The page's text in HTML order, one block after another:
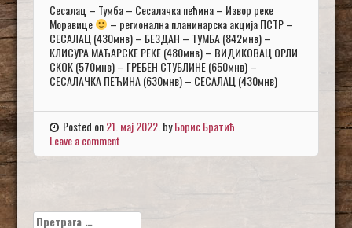
Сесалац – Тумба – Сесалачка пећина – Извор реке
Моравице
– регионална планинарска акција ПСТР –
СЕСАЛАЦ (430мнв) – БЕЗДАН – ТУМБА (842мнв) –
КЛИСУРА МАЂАРСКЕ РЕКЕ (480мнв) – ВИДИКОВАЦ ОРЛИ
СКОК (570мнв) – ГРЕБЕН СТУБЛИНЕ (650мнв) –
СЕСАЛАЧКА ПЕЋИНА (630мнв) – СЕСАЛАЦ (430мнв)
Posted on21. мај 2022. byБорис Братић
Leave a comment
Претрага